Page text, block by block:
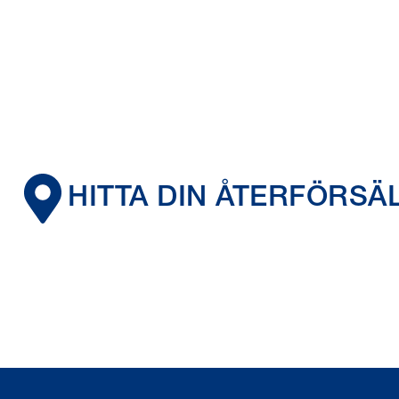
HITTA DIN